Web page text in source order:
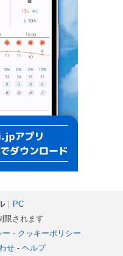
｜ PC
限されます
ー - クッキーポリシー
せ- ヘルプ